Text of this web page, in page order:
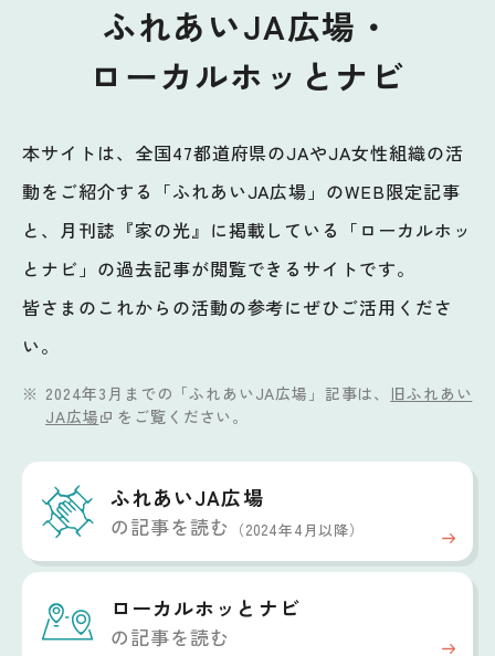
ふれあいJA広場・
ローカルホッとナビ
本サイトは、全国47都道府県のJAやJA女性組織の活
動をご紹介する「ふれあいJA広場」のWEB限定記事
と、月刊誌『家の光』に掲載している「ローカルホッ
とナビ」の過去記事が閲覧できるサイトです。
皆さまのこれからの活動の参考にぜひご活用くださ
い。
2024年3月までの「ふれあいJA広場」記事は、 旧ふれあい
JA広場
をご覧ください。
ふれあいJA広場
の記事を読む （2024年4月以降）
ローカルホッと ナビ
の記事を読む